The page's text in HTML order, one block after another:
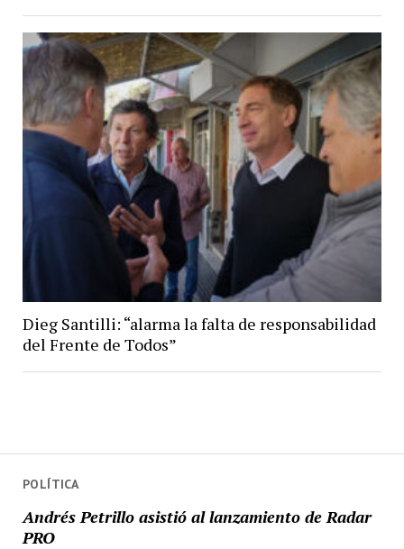
POLÍTICA
Andrés Petrillo asistió al lanzamiento de Radar
PRO
Dieg Santilli: “alarma la falta de responsabilidad
del Frente de Todos”